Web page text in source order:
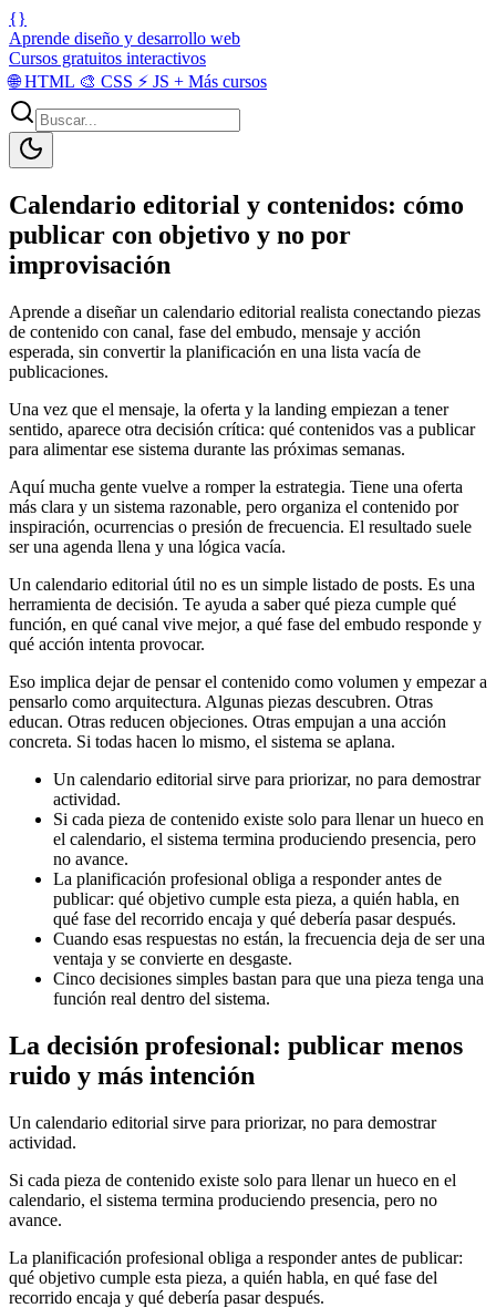
{}
Aprende diseño y desarrollo web
Cursos gratuitos interactivos
🌐HTML 🎨 CSS ⚡ JS + Más cursos
Calendario editorial y contenidos: cómo
publicar con objetivo y no por
improvisación
Aprende a diseñar un calendario editorial realista conectando piezas
de contenido con canal, fase del embudo, mensaje y acción
esperada, sin convertir la planificación en una lista vacía de
publicaciones.
Una vez que el mensaje, la oferta y la landing empiezan a tener
sentido, aparece otra decisión crítica: qué contenidos vas a publicar
para alimentar ese sistema durante las próximas semanas.
Aquí mucha gente vuelve a romper la estrategia. Tiene una oferta
más clara y un sistema razonable, pero organiza el contenido por
inspiración, ocurrencias o presión de frecuencia. El resultado suele
ser una agenda llena y una lógica vacía.
Un calendario editorial útil no es un simple listado de posts. Es una
herramienta de decisión. Te ayuda a saber qué pieza cumple qué
función, en qué canal vive mejor, a qué fase del embudo responde y
qué acción intenta provocar.
Eso implica dejar de pensar el contenido como volumen y empezar a
pensarlo como arquitectura. Algunas piezas descubren. Otras
educan. Otras reducen objeciones. Otras empujan a una acción
concreta. Si todas hacen lo mismo, el sistema se aplana.
Un calendario editorial sirve para priorizar, no para demostrar
actividad.
Si cada pieza de contenido existe solo para llenar un hueco en
el calendario, el sistema termina produciendo presencia, pero
no avance.
La planificación profesional obliga a responder antes de
publicar: qué objetivo cumple esta pieza, a quién habla, en
qué fase del recorrido encaja y qué debería pasar después.
Cuando esas respuestas no están, la frecuencia deja de ser una
ventaja y se convierte en desgaste.
Cinco decisiones simples bastan para que una pieza tenga una
función real dentro del sistema.
La decisión profesional: publicar menos
ruido y más intención
Un calendario editorial sirve para priorizar, no para demostrar
actividad.
Si cada pieza de contenido existe solo para llenar un hueco en el
calendario, el sistema termina produciendo presencia, pero no
avance.
La planificación profesional obliga a responder antes de publicar:
qué objetivo cumple esta pieza, a quién habla, en qué fase del
recorrido encaja y qué debería pasar después.